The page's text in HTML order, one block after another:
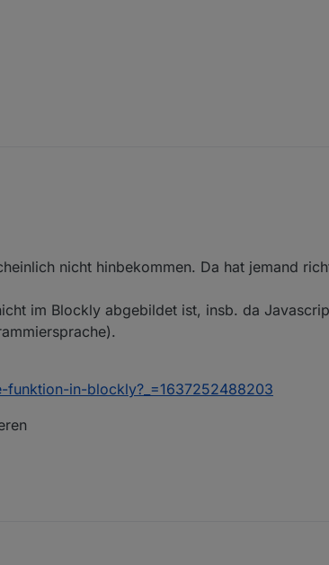
aus einem Text zu entfernen um diese z.B. in
nicht hinbekommen. Da hat jemand
im Blockly abgebildet ist, insb. da
in-blockly?_=1637252488203